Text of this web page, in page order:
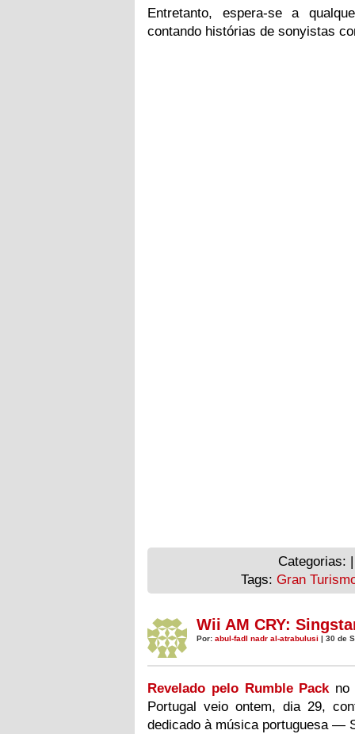
Entretanto, espera-se a
contando histórias de sonyistas
mais
de
prestigiados
como
News.
Categorias:
Tags: Gran
Wii AM CRY:
Por: abul-fadl nadr al-atrabulusi | 30 de
Revelado pelo Rumble Packno
Portugal veio ontem, dia 29,
dedicado à música portuguesa —